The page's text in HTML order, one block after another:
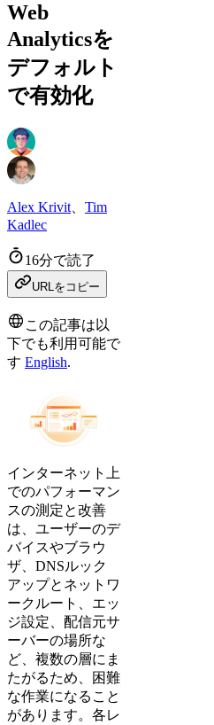
Web
Analyticsを
デフォルト
で有効化
Alex Krivit
Tim
Kadlec
16分で読了
URLをコピー
この記事は以
下でも利用可能で
す English.
インターネット上
でのパフォーマン
スの測定と改善
は、ユーザーのデ
バイスやブラウ
ザ、DNSルック
アップとネットワ
ークルート、エッ
ジ設定、配信元サ
ーバーの場所な
ど、複数の層にま
たがるため、困難
な作業になること
があります。各レ